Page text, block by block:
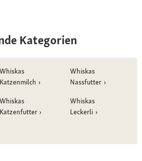
Kategorien
Whiskas
Katzenmilch
Whiskas
Nassfutter
Whiskas
Katzenfutter
Whiskas
Leckerli